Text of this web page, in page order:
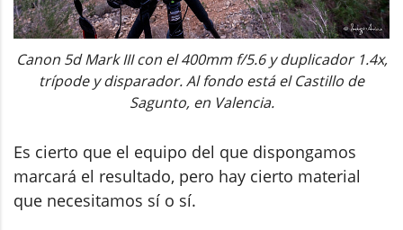
Canon 5d Mark III con el 400mm f/5.6 y duplicador 1.4x,
trípode y disparador. Al fondo está el Castillo de
Sagunto, en Valencia.
Es cierto que el equipo del que dispongamos
marcará el resultado, pero hay cierto material
que necesitamos sí o sí.